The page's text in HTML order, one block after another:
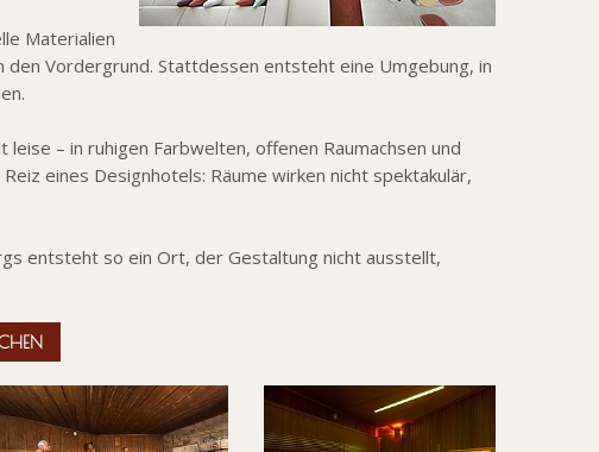
Materialien
Vordergrund. Stattdessen entsteht eine Umgebung, in
– in ruhigen Farbwelten, offenen Raumachsen und
eines Designhotels: Räume wirken nicht spektakulär,
entsteht so ein Ort, der Gestaltung nicht ausstellt,